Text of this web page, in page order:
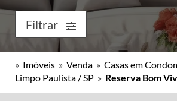
Filtrar
» Imóveis » Venda » Casas em
Limpo Paulista / SP » Reserva Bom